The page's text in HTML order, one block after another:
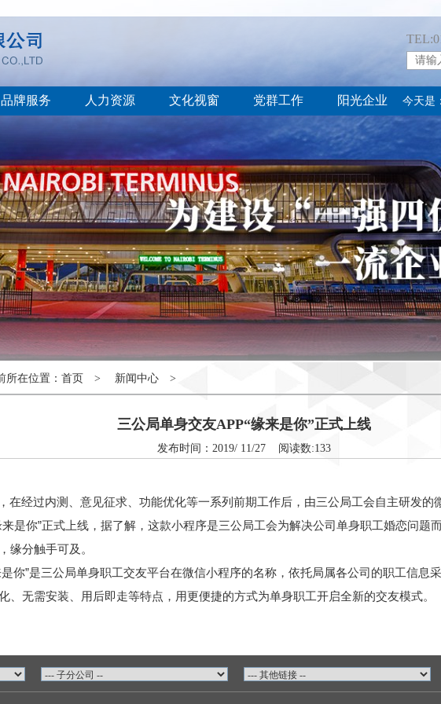
品牌服务 人力资源 文化视窗 党群工作 阳光企业 今天是
所在位置：首页 > 新闻中心 >
三公局单身交友APP“缘来是你”正式上线
发布时间：2019/ 11/27 阅读数:133
在经过内测、意见征求、功能优化等一系列前期工作后，由三公局工会自主研发的
你”正式上线，据了解，这款小程序是三公局工会为解决公司单身职工婚恋问题
缘分触手可及。
是你”是三公局单身职工交友平台在微信小程序的名称，依托局属各公司的职工信息
、无需安装、用后即走等特点，用更便捷的方式为单身职工开启全新的交友模式。